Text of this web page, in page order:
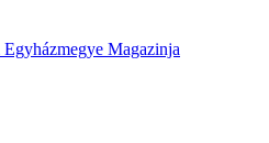
Magazinja